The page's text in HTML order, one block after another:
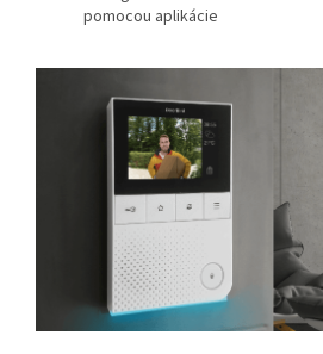
pomocou aplikácie